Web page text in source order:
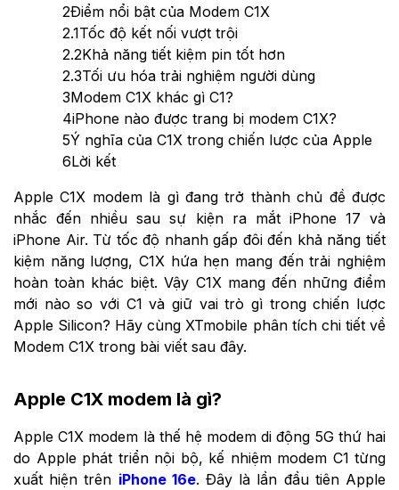
2Điểm nổi bật của Modem C1X
2.1Tốc độ kết nối vượt trội
2.2Khả năng tiết kiệm pin tốt hơn
2.3Tối ưu hóa trải nghiệm người dùng
3Modem C1X khác gì C1?
4iPhone nào được trang bị modem C1X?
5Ý nghĩa của C1X trong chiến lược của Apple
6Lời kết
Apple C1X modem là gì đang trở thành chủ đề được
nhắc đến nhiều sau sự kiện ra mắt iPhone 17 và
iPhone Air. Từ tốc độ nhanh gấp đôi đến khả năng tiết
kiệm năng lượng, C1X hứa hẹn mang đến trải nghiệm
hoàn toàn khác biệt. Vậy C1X mang đến những điểm
mới nào so với C1 và giữ vai trò gì trong chiến lược
Apple Silicon? Hãy cùng XTmobile phân tích chi tiết về
Modem C1X trong bài viết sau đây.
Apple C1X modem là gì?
Apple C1X modem là thế hệ modem di động 5G thứ hai
do Apple phát triển nội bộ, kế nhiệm modem C1 từng
xuất hiện trên iPhone 16e. Đây là lần đầu tiên Apple